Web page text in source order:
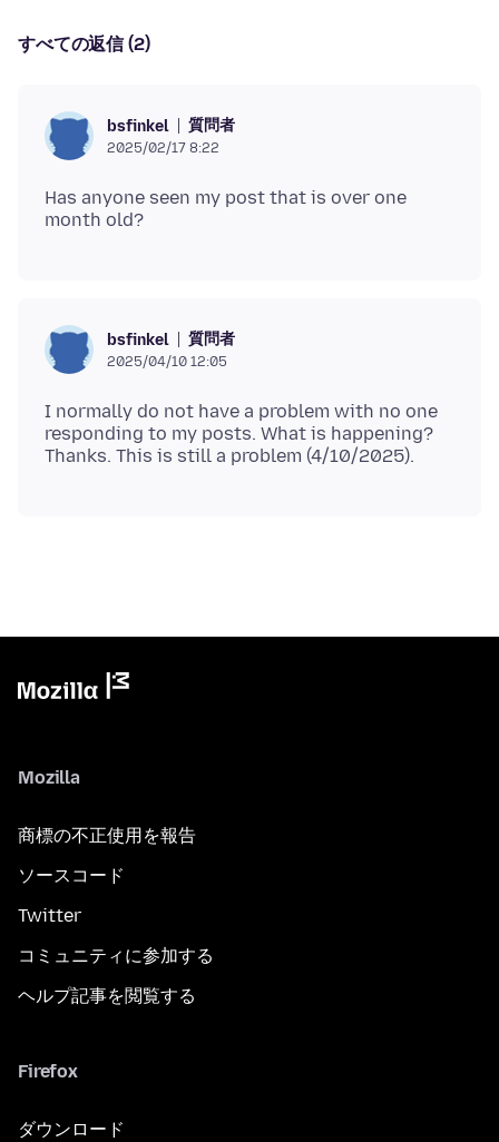
すべての返信 (2)
bsfinkel 質問者
2025/02/17 8:22
Has anyone seen my post that is over one
bsfinkel 質問者
2025/04/10 12:05
I normally do not have a problem with no one
responding to my posts. What is happening?
Mozilla
商標の不正使用を報告
ソースコード
Twitter
コミュニティに参加する
ヘルプ記事を閲覧する
Firefox
ダウンロード